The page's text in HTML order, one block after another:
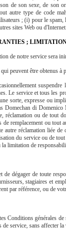
de son sexe, de son
autre type de code
; (i) pour le
sites Web ou
;
de notre service sera
peuvent être obtenus
Le service et tous les
sorte, expresse ou
Domechan di
réclamation ou de tout
de remplacement ou
autre réclamation liée
du service ou de
limitation de
de dégager de toute
stagiaires et
par référence, ou de
Conditions générales
de service, sans affecter